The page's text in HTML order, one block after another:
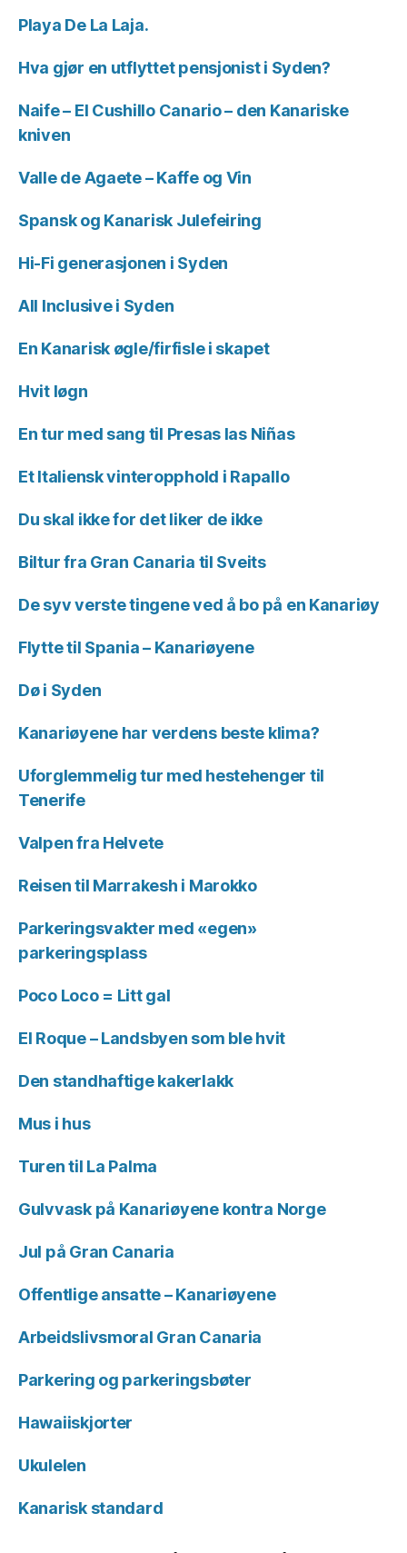
Playa De La Laja.
Hva gjør en utflyttet pensjonist i Syden?
Naife – El Cushillo Canario – den Kanariske
kniven
Valle de Agaete – Kaffe og Vin
Spansk og Kanarisk Julefeiring
Hi-Fi generasjonen i Syden
All Inclusive i Syden
En Kanarisk øgle/firfisle i skapet
Hvit løgn
En tur med sang til Presas las Niñas
Et Italiensk vinteropphold i Rapallo
Du skal ikke for det liker de ikke
Biltur fra Gran Canaria til Sveits
De syv verste tingene ved å bo på en Kanariøy
Flytte til Spania – Kanariøyene
Dø i Syden
Kanariøyene har verdens beste klima?
Uforglemmelig tur med hestehenger til
Tenerife
Valpen fra Helvete
Reisen til Marrakesh i Marokko
Parkeringsvakter med «egen»
parkeringsplass
Poco Loco = Litt gal
El Roque – Landsbyen som ble hvit
Den standhaftige kakerlakk
Mus i hus
Turen til La Palma
Gulvvask på Kanariøyene kontra Norge
Jul på Gran Canaria
Offentlige ansatte – Kanariøyene
Arbeidslivsmoral Gran Canaria
Parkering og parkeringsbøter
Hawaiiskjorter
Ukulelen
Kanarisk standard